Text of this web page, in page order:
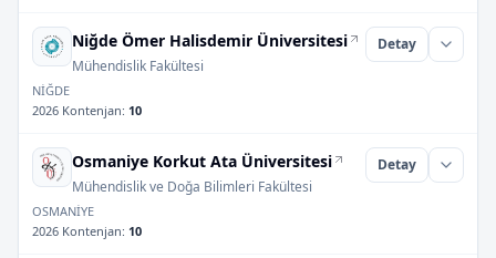
Niğde Ömer Halisdemir Üniversitesi
Mühendislik Fakültesi
Detay
NİĞDE
2026 Kontenjan: 10
Osmaniye Korkut Ata Üniversitesi
Mühendislik ve Doğa Bilimleri Fakültesi
Detay
OSMANİYE
2026 Kontenjan: 10